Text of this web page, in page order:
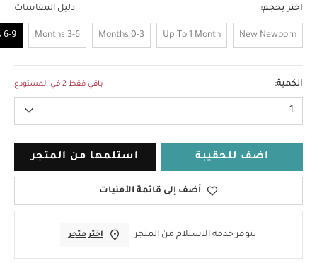
اختر بحجم: دليل المقاسات
New Newborn
Up To 1 Month
0-3 Months
3-6 Months
6-9 Months
الكمية: باقي فقط 2 في المستودع
1
اضف للحقيبة استلمها من المتجر
أضف إلى قائمة الأمنيات
تتوفر خدمة الاستلام من المتجر اختر متجر